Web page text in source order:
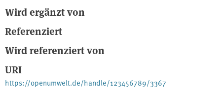
Wird ergänzt von
Referenziert
Wird referenziert von
URI
https://openumwelt.de/handle/123456789/3367